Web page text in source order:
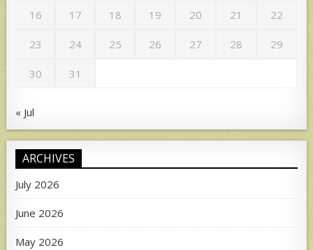
16 17 18 19 20 21 22
23 24 25 26 27 28 29
30 31
« Jul
ARCHIVES
July 2026
June 2026
May 2026